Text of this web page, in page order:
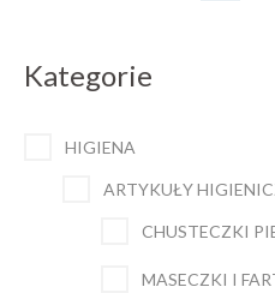
Kategorie
HIGIENA
ARTYKUŁY
CHUSTECZKI
MASECZKI I